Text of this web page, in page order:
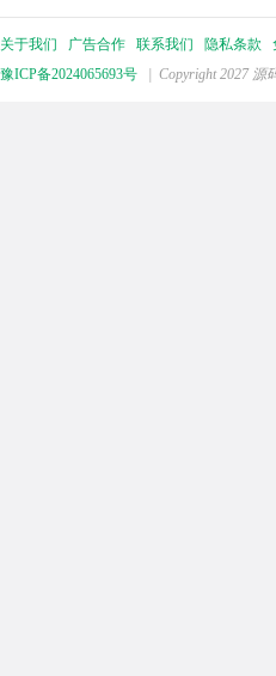
关于我们 广告合作 联系我们 隐私条款
豫ICP备2024065693号
| Copyright 2027 源